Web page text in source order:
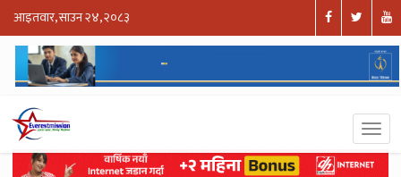
आइतवार, साउन २४, २०८३